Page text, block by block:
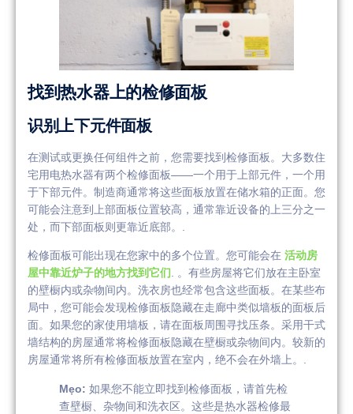
找到热水器上的检修面板
识别上下元件面板
在测试或更换任何组件之前，您需要找到检修面板。大多数住
宅用电热水器有两个检修面板——一个用于上部元件，一个用
于下部元件。制造商通常将这些面板放置在储水箱的正面。您
可能会注意到上部面板位置较高，通常靠近设备的上三分之一
处，而下部面板则更靠近底部。.
检修面板可能出现在您家中的多个位置。您可能会在 活动房
屋中靠近炉子的地方找到它们. 。有些房屋将它们放在主卧室
的壁橱内或杂物间内。洗衣房也经常包含这些面板。在某些布
局中，您可能会发现检修面板隐藏在走廊中类似墙板的面板后
面。如果您的家使用墙板，请在面板周围寻找压条。采用干式
墙结构的房屋通常将检修面板隐藏在壁橱或杂物间内。较新的
房屋通常将所有检修面板放置在室内，绝不会在外墙上。.
Mẹo: 如果您不能立即找到检修面板，请首先检
查壁橱、杂物间和洗衣区。这些是热水器检修最